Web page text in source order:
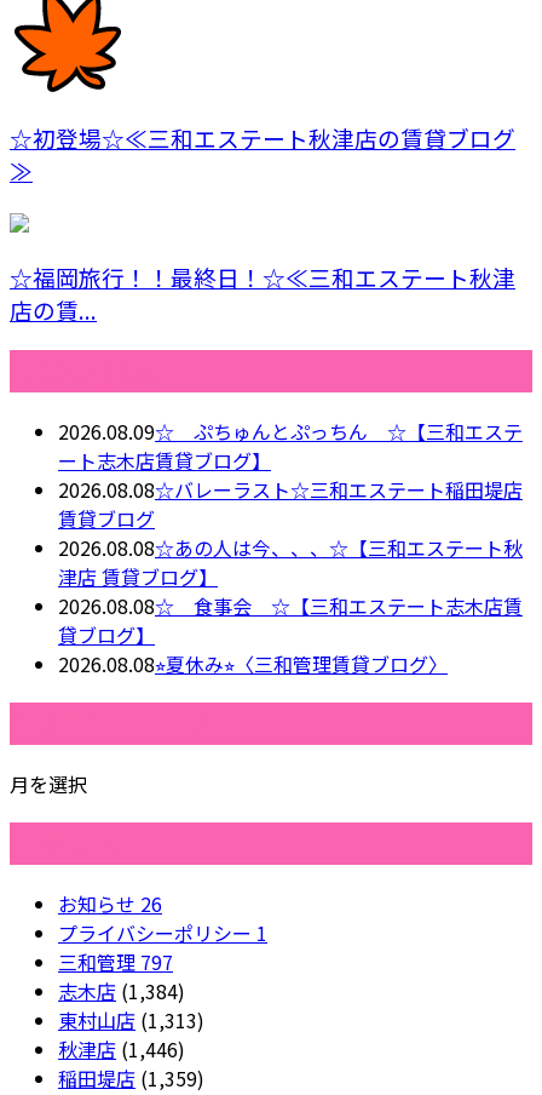
☆初登場☆≪三和エステート秋津店の賃貸ブログ
≫
☆福岡旅行！！最終日！☆≪三和エステート秋津
店の賃...
2026.08.09☆ ぷちゅんとぷっちん ☆【三和エステ
ート志木店賃貸ブログ】
2026.08.08☆バレーラスト☆三和エステート稲田堤店
賃貸ブログ
2026.08.08☆あの人は今、、、☆【三和エステート秋
津店 賃貸ブログ】
2026.08.08☆ 食事会 ☆【三和エステート志木店賃
貸ブログ】
2026.08.08⭐︎夏休み⭐︎〈三和管理賃貸ブログ〉
月を選択
お知らせ 26
プライバシーポリシー 1
三和管理 797
志木店 (1,384)
東村山店 (1,313)
秋津店 (1,446)
稲田堤店 (1,359)